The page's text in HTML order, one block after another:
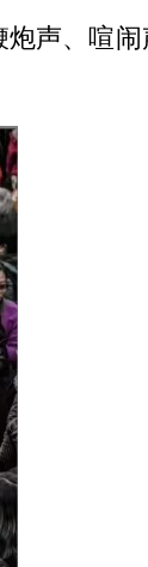
声、喧闹